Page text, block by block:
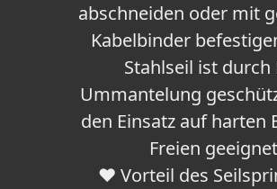
abschneiden oder mit
Kabelbinder
Stahlseil ist durch
Ummantelung
den Einsatz auf harten
Freien
❤ Vorteil des